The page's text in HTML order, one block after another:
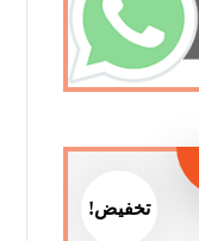
تخفيض!